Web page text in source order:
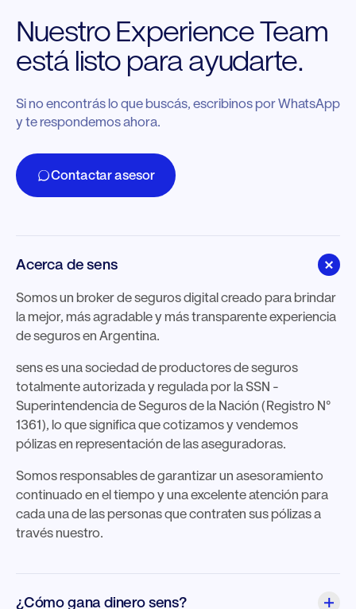
Nuestro Experience Team
está listo para ayudarte.
Si no encontrás lo que buscás, escribinos por WhatsApp
y te respondemos ahora.
Contactar asesor
Acerca de sens
Somos un broker de seguros digital creado para brindar
la mejor, más agradable y más transparente experiencia
de seguros en Argentina.
sens es una sociedad de productores de seguros
totalmente autorizada y regulada por la SSN -
Superintendencia de Seguros de la Nación (Registro N°
1361), lo que significa que cotizamos y vendemos
pólizas en representación de las aseguradoras.
Somos responsables de garantizar un asesoramiento
continuado en el tiempo y una excelente atención para
cada una de las personas que contraten sus pólizas a
través nuestro.
¿Cómo gana dinero sens?